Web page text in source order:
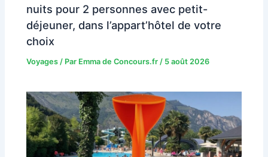
nuits pour 2 personnes avec petit-
déjeuner, dans l’appart’hôtel de votre
choix
Voyages / Par Emma de Concours.fr/ 5 août 2026